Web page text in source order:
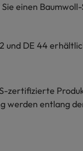
einen
und DE 44
zertifizierte
werden entlang